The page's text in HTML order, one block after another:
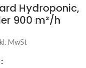
Hydroponic,
900 m³/h
MwSt